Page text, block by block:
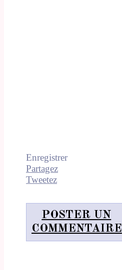
Enregistrer
Partagez
Tweetez
POSTER UN
COMMENTAIRE